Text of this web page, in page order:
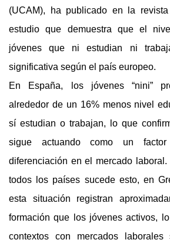
(UCAM), ha publicado en la
estudio que demuestra que el
jóvenes que ni estudian ni
significativa según el país europeo.
En España, los jóvenes “nini”
alrededor de un 16% menos nivel
sí estudian o trabajan, lo que
sigue actuando como un
diferenciación en el mercado
todos los países sucede esto, en
esta situación registran
formación que los jóvenes activos,
contextos con mercados laborales